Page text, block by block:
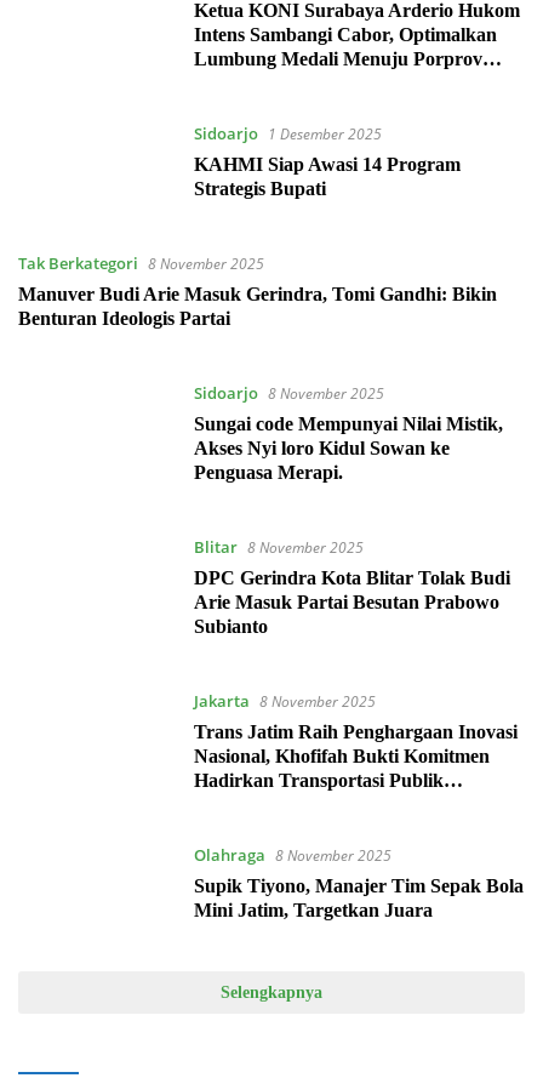
Ketua KONI Surabaya Arderio Hukom
Intens Sambangi Cabor, Optimalkan
Lumbung Medali Menuju Porprov
Sidoarjo
1 Desember 2025
KAHMI Siap Awasi 14 Program
Strategis Bupati
Tak Berkategori 8 November 2025
Manuver Budi Arie Masuk Gerindra, Tomi Gandhi: Bikin
Benturan Ideologis Partai
Sidoarjo 8 November 2025
Sungai code Mempunyai Nilai Mistik,
Akses Nyi loro Kidul Sowan ke
Penguasa Merapi.
Blitar 8 November 2025
DPC Gerindra Kota Blitar Tolak Budi
Arie Masuk Partai Besutan Prabowo
Subianto
Jakarta 8 November 2025
Trans Jatim Raih Penghargaan Inovasi
Nasional, Khofifah Bukti Komitmen
Hadirkan Transportasi Publik
Olahraga 8 November 2025
Supik Tiyono, Manajer Tim Sepak Bola
Mini Jatim, Targetkan Juara
Selengkapnya